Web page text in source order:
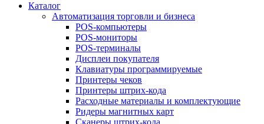
Каталог
Автоматизация торговли и бизнеса
POS-компьютеры
POS-мониторы
POS-терминалы
Дисплеи покупателя
Клавиатуры программируемые
Принтеры чеков
Принтеры штрих-кода
Расходные материалы и комплектующие
Ридеры магнитных карт
Сканеры штрих-кода